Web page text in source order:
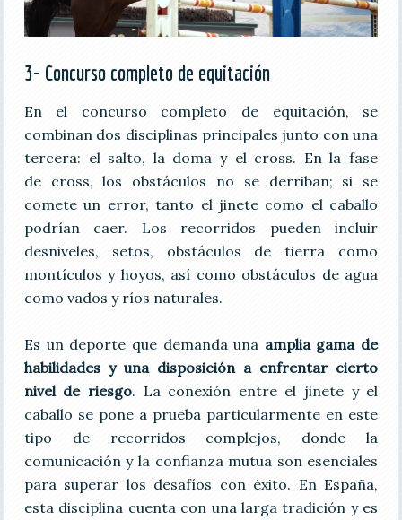
3- Concurso completo de equitación
En el concurso completo de equitación, se
combinan dos disciplinas principales junto con una
tercera: el salto, la doma y el cross. En la fase
de cross, los obstáculos no se derriban; si se
comete un error, tanto el jinete como el caballo
podrían caer. Los recorridos pueden incluir
desniveles, setos, obstáculos de tierra como
montículos y hoyos, así como obstáculos de agua
como vados y ríos naturales.
Es un deporte que demanda una amplia gama de
habilidades y una disposición a enfrentar cierto
nivel de riesgo. La conexión entre el jinete y el
caballo se pone a prueba particularmente en este
tipo de recorridos complejos, donde la
comunicación y la confianza mutua son esenciales
para superar los desafíos con éxito. En España,
esta disciplina cuenta con una larga tradición y es